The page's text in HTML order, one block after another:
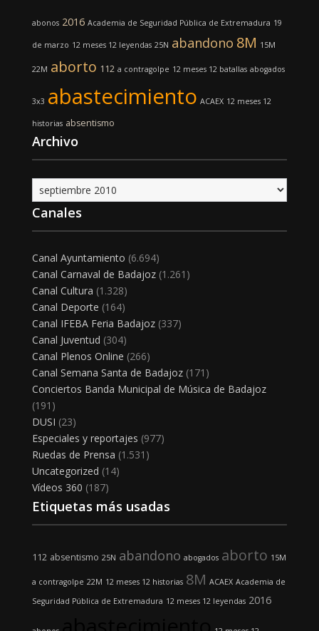
abonos 2016 Academia de Seguridad Pública de Extremadura 19
de marzo 12 meses 12 leyendas 25N abandono 8M 15M
22M aborto 112 a contragolpe 12 meses 12 batallas abogados
3x3 abastecimiento ACAEX 12 meses 12
historias absentismo
Archivo
Archivo
Canales
Canal Ayuntamiento (6.694)
Canal Carnaval de Badajoz(1.261)
Canal Cultura (1.328)
Canal Deporte (164)
Canal IFEBA Feria Badajoz(337)
Canal Juventud (304)
Canal Plenos Online (266)
Canal Semana Santa de Badajoz(171)
Conciertos Banda Municipal de Música de Badajoz
(191)
DUSI (23)
Especiales y reportajes (977)
Ruedas de Prensa (1.531)
Uncategorized (14)
Vídeos 360 (187)
Etiquetas más usadas
112 absentismo 25N abandono abogados aborto 15M
a contragolpe 22M 12 meses 12 historias 8M ACAEX Academia de
Seguridad Pública de Extremadura 12 meses 12 leyendas 2016